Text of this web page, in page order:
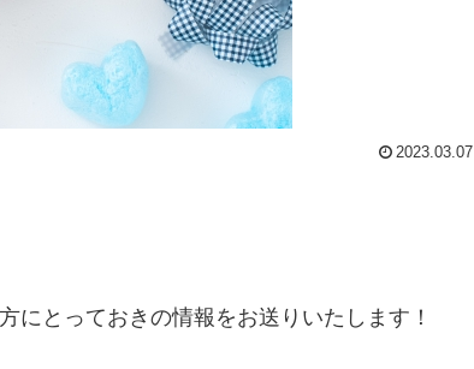
2023.03.07
にとっておきの情報をお送りいたします！